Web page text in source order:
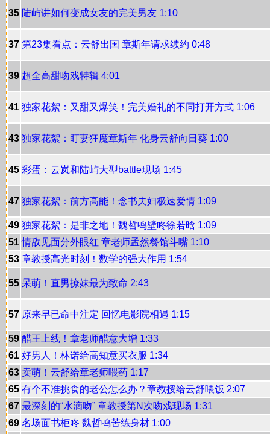
35 陆屿讲如何变成女友的完美男友 1:10
37 第23集看点：云舒出国 章斯年请求续约 0:48
39 超全高甜吻戏特辑 4:01
41 独家花絮：又甜又爆笑！完美婚礼的不同打开方式 1:06
43 独家花絮：盯妻狂魔章斯年 化身云舒向日葵 1:00
45 彩蛋：云岚和陆屿大型battle现场 1:45
47 独家花絮：前方高能！念书夫妇极速爱情 1:09
49 独家花絮：是非之地！魏哲鸣壁咚徐若晗 1:09
51 情敌见面分外眼红 章老师孟然餐馆斗嘴 1:10
53 章教授高光时刻！数学的强大作用 1:54
55 呆萌！直男撩妹最为致命 2:43
57 原来早已命中注定 回忆电影院相遇 1:15
59 醋王上线！章老师醋意大增 1:33
61 好男人！林诺给高知意买衣服 1:34
63 卖萌！云舒给章老师喂药 1:17
65 有个不准挑食的老公怎么办？章教授给云舒喂饭 2:07
67 最深刻的“水滴吻” 章教授第N次吻戏现场 1:31
69 名场面书柜咚 魏哲鸣苦练身材 1:00